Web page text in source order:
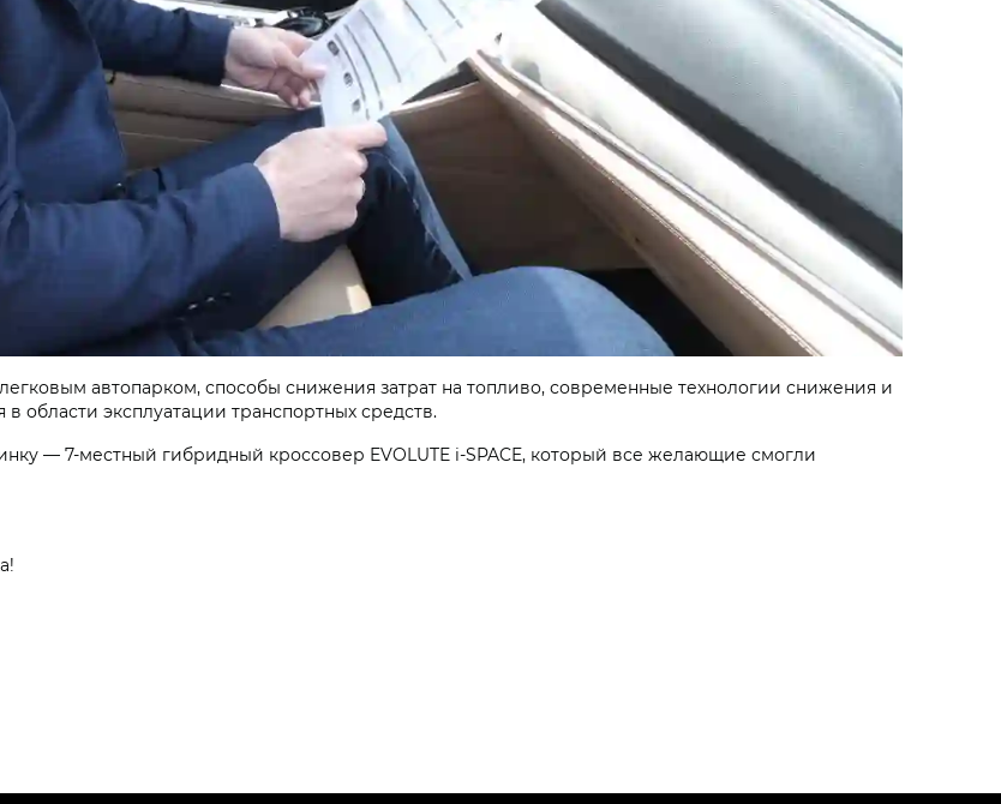
автопарком, способы снижения затрат на топливо, современные технологии снижения и
области эксплуатации транспортных средств.
— 7-местный гибридный кроссовер EVOLUTE i‑SPACE, который все желающие смогли